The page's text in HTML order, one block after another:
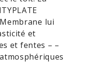
lui
et
et fentes – –